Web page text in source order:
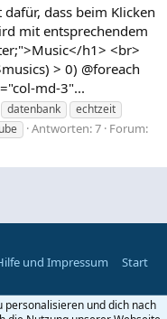
dass beim Klicken
mit entsprechendem
h1> <br>
> 0) @foreach
md-3"...
datenbank
echtzeit
Antworten: 7 Forum:
und Impressum Start
personalisieren und dich nach